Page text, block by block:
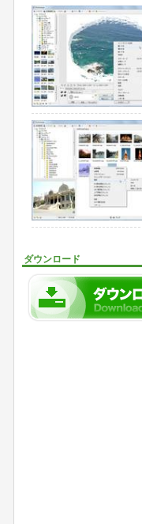
ダウンロード